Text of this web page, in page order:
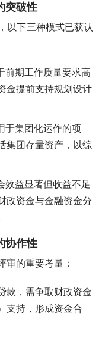
突破性
以下三种模式已获认
前期工作质量要求高
金提前支持规划设计
于集团化运作的项
集团存量资产，以综
效益显著但收益不足
政资金与金融资金分
协作性
审的重要考量：
款，需争取财政资金
支持，形成资金合